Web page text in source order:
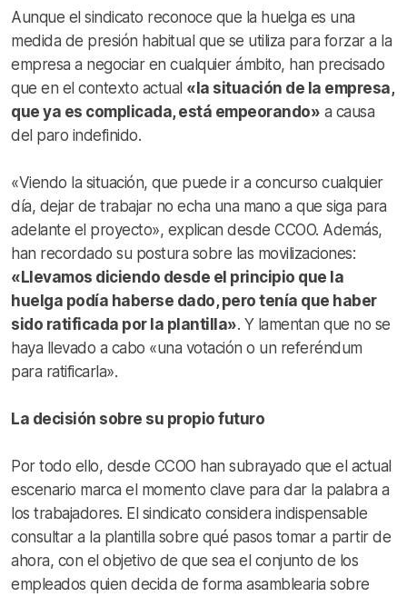
Aunque el sindicato reconoce que la huelga es una
medida de presión habitual que se utiliza para forzar a la
empresa a negociar en cualquier ámbito, han precisado
que en el contexto actual «la situación de la empresa,
que ya es complicada, está empeorando» a causa
del paro indefinido.
«Viendo la situación, que puede ir a concurso cualquier
día, dejar de trabajar no echa una mano a que siga para
adelante el proyecto», explican desde CCOO. Además,
han recordado su postura sobre las movilizaciones:
«Llevamos diciendo desde el principio que la
huelga podía haberse dado, pero tenía que haber
sido ratificada por la plantilla». Y lamentan que no se
haya llevado a cabo «una votación o un referéndum
para ratificarla».
La decisión sobre su propio futuro
Por todo ello, desde CCOO han subrayado que el actual
escenario marca el momento clave para dar la palabra a
los trabajadores. El sindicato considera indispensable
consultar a la plantilla sobre qué pasos tomar a partir de
ahora, con el objetivo de que sea el conjunto de los
empleados quien decida de forma asamblearia sobre